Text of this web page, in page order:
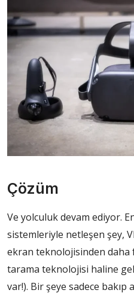
Çözüm
Ve yolculuk devam ediyor.
sistemleriyle netleşen şey,
ekran teknolojisinden daha
tarama teknolojisi haline
var!). Bir şeye sadece bakıp